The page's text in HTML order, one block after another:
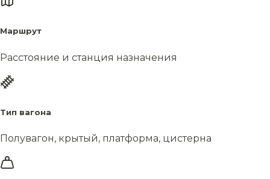
Маршрут
Расстояние и станция назначения
Тип вагона
Полувагон, крытый, платформа, цистерна